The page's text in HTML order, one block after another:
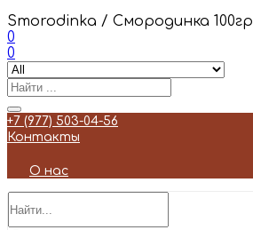
Smorodinka / Смородинка 100гр
0
0
+7 (977) 503-04-56
Контакты
О нас